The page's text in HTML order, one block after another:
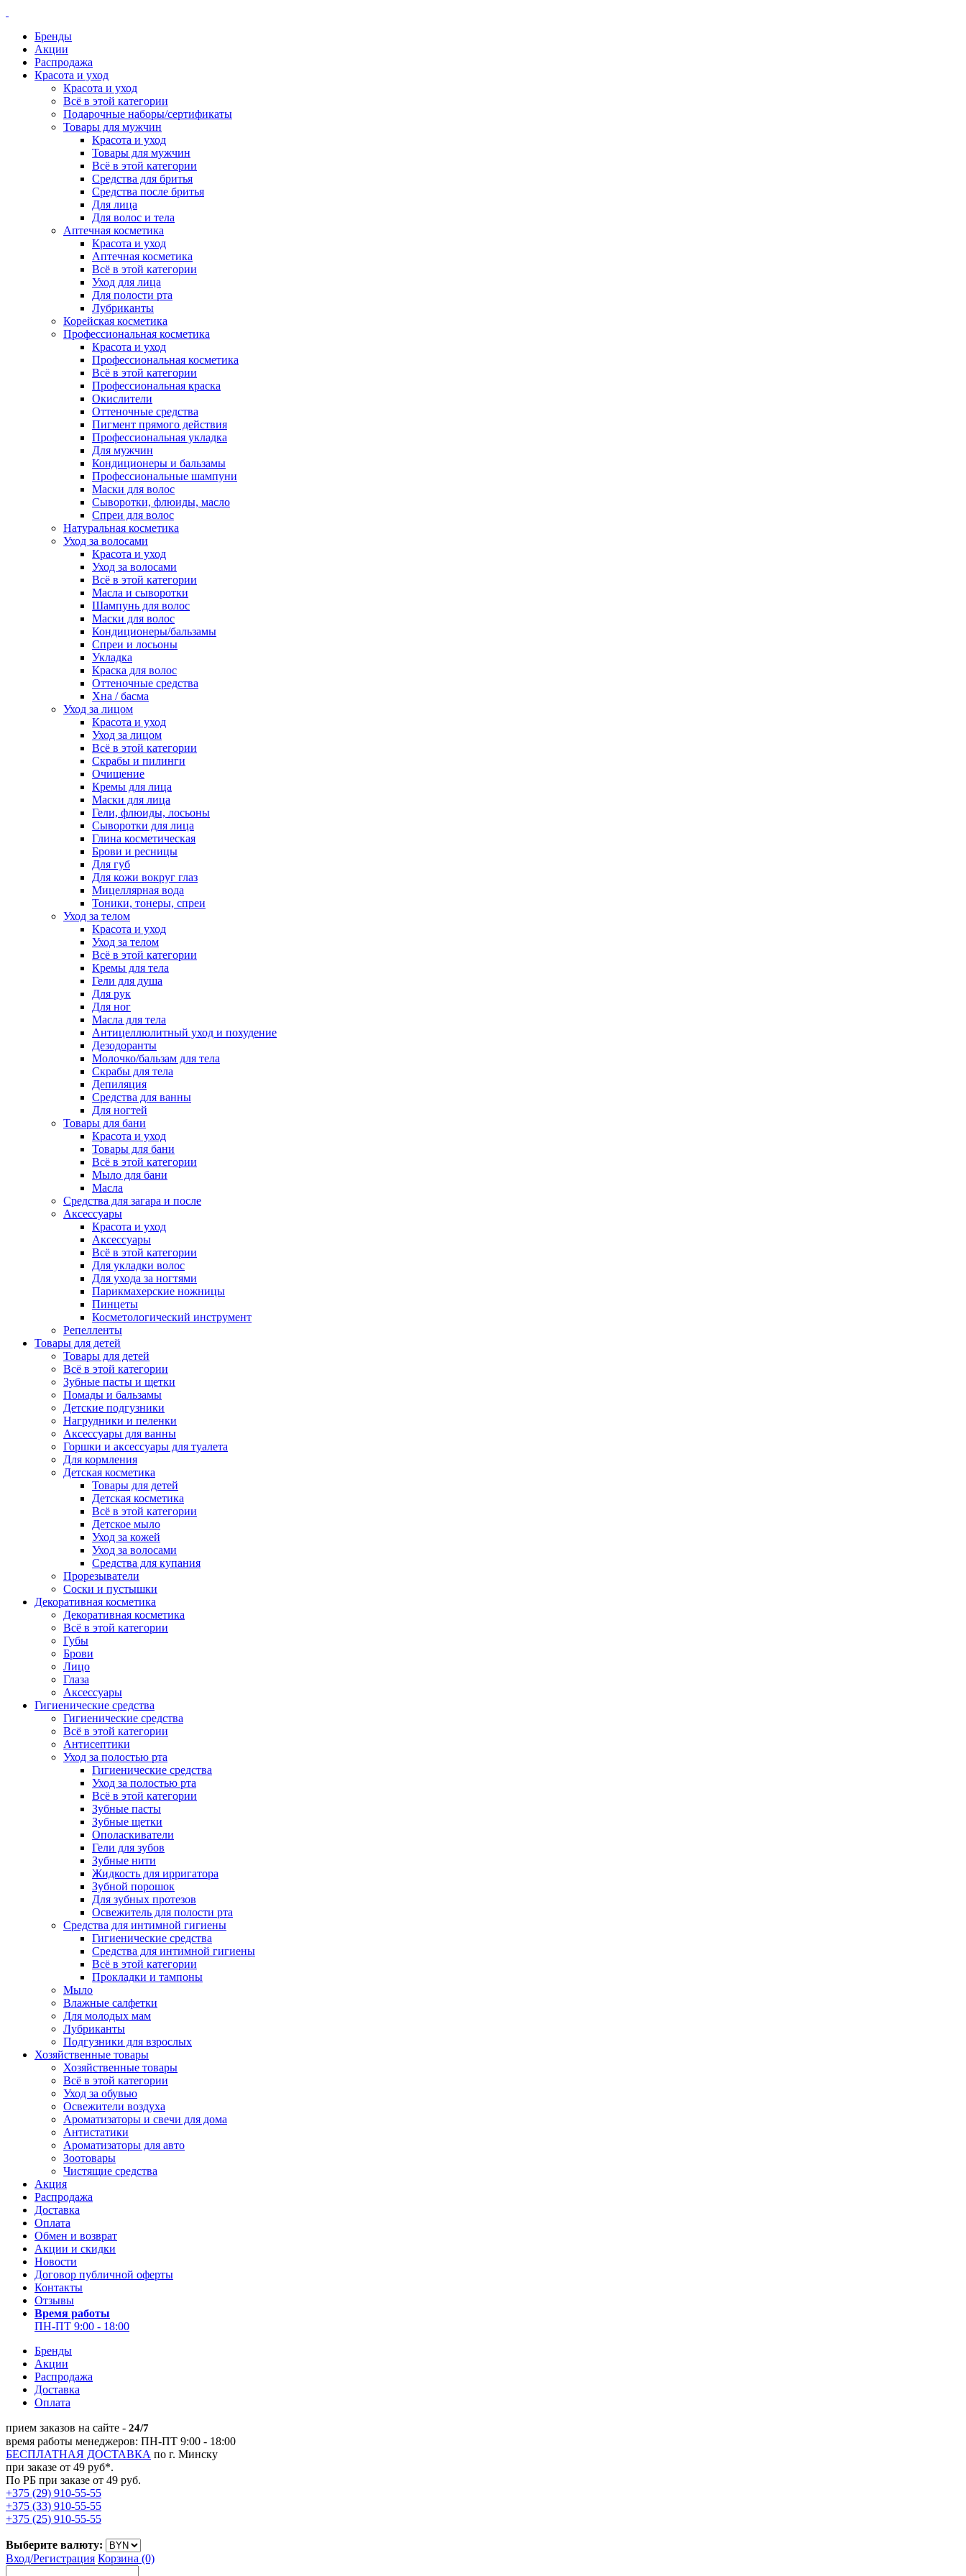
Бренды
Акции
Распродажа
Красота и уход
Красота и уход
Всё в этой категории
Подарочные наборы/сертификаты
Товары для мужчин
Красота и уход
Товары для мужчин
Всё в этой категории
Средства для бритья
Средства после бритья
Для лица
Для волос и тела
Аптечная косметика
Красота и уход
Аптечная косметика
Всё в этой категории
Уход для лица
Для полости рта
Лубриканты
Корейская косметика
Профессиональная косметика
Красота и уход
Профессиональная косметика
Всё в этой категории
Профессиональная краска
Окислители
Оттеночные средства
Пигмент прямого действия
Профессиональная укладка
Для мужчин
Кондиционеры и бальзамы
Профессиональные шампуни
Маски для волос
Сыворотки, флюиды, масло
Спреи для волос
Натуральная косметика
Уход за волосами
Красота и уход
Уход за волосами
Всё в этой категории
Масла и сыворотки
Шампунь для волос
Маски для волос
Кондиционеры/бальзамы
Спреи и лосьоны
Укладка
Краска для волос
Оттеночные средства
Хна / басма
Уход за лицом
Красота и уход
Уход за лицом
Всё в этой категории
Скрабы и пилинги
Очищение
Кремы для лица
Маски для лица
Гели, флюиды, лосьоны
Сыворотки для лица
Глина косметическая
Брови и ресницы
Для губ
Для кожи вокруг глаз
Мицеллярная вода
Тоники, тонеры, спреи
Уход за телом
Красота и уход
Уход за телом
Всё в этой категории
Кремы для тела
Гели для душа
Для рук
Для ног
Масла для тела
Антицеллюлитный уход и похудение
Дезодоранты
Молочко/бальзам для тела
Скрабы для тела
Депиляция
Средства для ванны
Для ногтей
Товары для бани
Красота и уход
Товары для бани
Всё в этой категории
Мыло для бани
Масла
Средства для загара и после
Аксессуары
Красота и уход
Аксессуары
Всё в этой категории
Для укладки волос
Для ухода за ногтями
Парикмахерские ножницы
Пинцеты
Косметологический инструмент
Репелленты
Товары для детей
Товары для детей
Всё в этой категории
Зубные пасты и щетки
Помады и бальзамы
Детские подгузники
Нагрудники и пеленки
Аксессуары для ванны
Горшки и аксессуары для туалета
Для кормления
Детская косметика
Товары для детей
Детская косметика
Всё в этой категории
Детское мыло
Уход за кожей
Уход за волосами
Средства для купания
Прорезыватели
Соски и пустышки
Декоративная косметика
Декоративная косметика
Всё в этой категории
Губы
Брови
Лицо
Глаза
Аксессуары
Гигиенические средства
Гигиенические средства
Всё в этой категории
Антисептики
Уход за полостью рта
Гигиенические средства
Уход за полостью рта
Всё в этой категории
Зубные пасты
Зубные щетки
Ополаскиватели
Гели для зубов
Зубные нити
Жидкость для ирригатора
Зубной порошок
Для зубных протезов
Освежитель для полости рта
Средства для интимной гигиены
Гигиенические средства
Средства для интимной гигиены
Всё в этой категории
Прокладки и тампоны
Мыло
Влажные салфетки
Для молодых мам
Лубриканты
Подгузники для взрослых
Хозяйственные товары
Хозяйственные товары
Всё в этой категории
Уход за обувью
Освежители воздуха
Ароматизаторы и свечи для дома
Антистатики
Ароматизаторы для авто
Зоотовары
Чистящие средства
Акция
Распродажа
Доставка
Оплата
Обмен и возврат
Акции и скидки
Новости
Договор публичной оферты
Контакты
Отзывы
Время работы
ПН-ПТ 9:00 - 18:00
Бренды
Акции
Распродажа
Доставка
Оплата
прием заказов на сайте - 24/7
время работы менеджеров: ПН-ПТ 9:00 - 18:00
БЕСПЛАТНАЯ ДОСТАВКА по г. Минску
при заказе от 49 руб*.
По РБ при заказе от 49 руб.
+375 (29) 910-55-55
+375 (33) 910-55-55
+375 (25) 910-55-55
Выберите валюту:
Вход/Регистрация Корзина (0)